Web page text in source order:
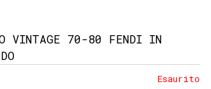
VINTAGE 70-80 FENDI IN
Esaurito